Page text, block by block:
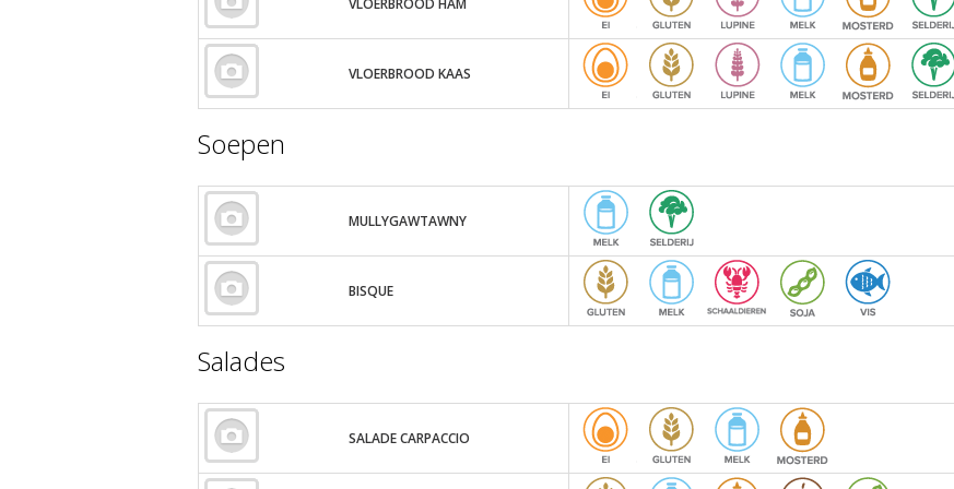
VLOERBROOD HAM
VLOERBROOD KAAS
Soepen
MULLYGAWTAWNY
BISQUE
Salades
SALADE CARPACCIO